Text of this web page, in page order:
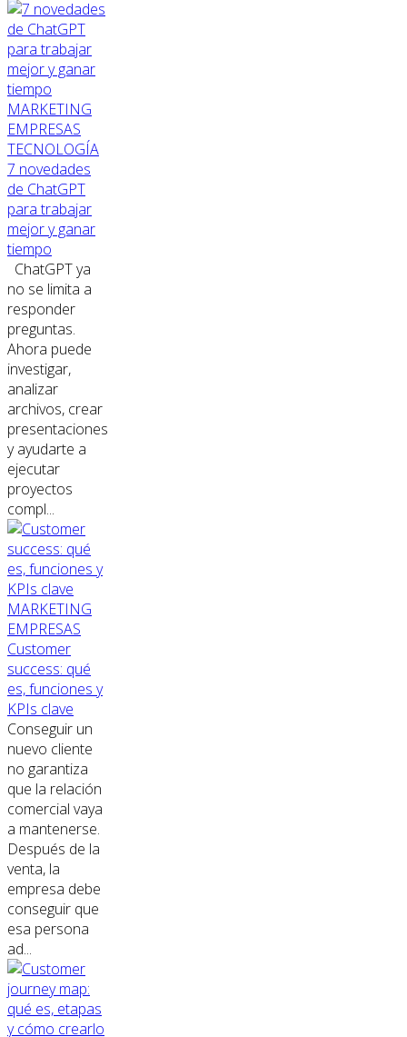
MARKETING
EMPRESAS
TECNOLOGÍA
7 novedades
de ChatGPT
para trabajar
mejor y ganar
tiempo
ChatGPT ya
no se limita a
responder
preguntas.
Ahora puede
investigar,
analizar
archivos, crear
presentaciones
y ayudarte a
ejecutar
proyectos
compl...
MARKETING
EMPRESAS
Customer
success: qué
es, funciones y
KPIs clave
Conseguir un
nuevo cliente
no garantiza
que la relación
comercial vaya
a mantenerse.
Después de la
venta, la
empresa debe
conseguir que
esa persona
ad...